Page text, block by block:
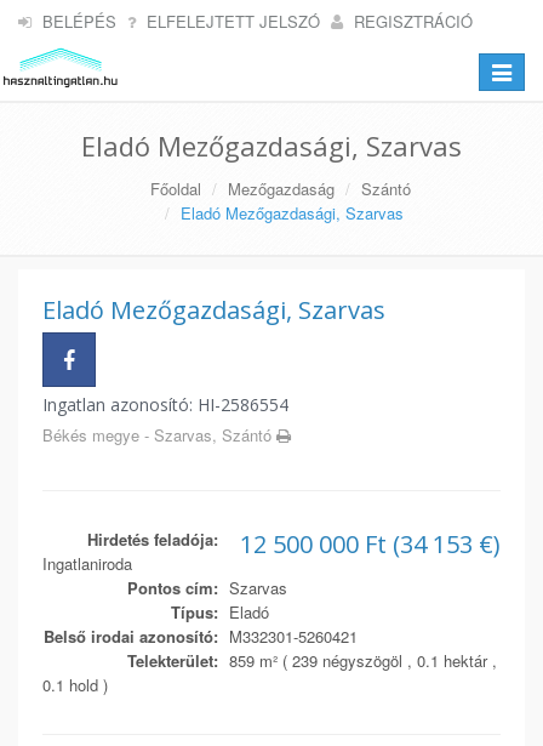
BELÉPÉS ELFELEJTETT JELSZÓ REGISZTRÁCIÓ
Toggle
Eladó Mezőgazdasági, Szarvas
Főoldal Mezőgazdaság
Szántó
Eladó Mezőgazdasági, Szarvas
Eladó Mezőgazdasági, Szarvas
Ingatlan azonosító: HI-2586554
Békés megye - Szarvas, Szántó
12 500 000 Ft (34 153 €)
Hirdetés feladója:
Ingatlaniroda
Pontos cím: Szarvas
Típus: Eladó
Belső irodai azonosító: M332301-5260421
Telekterület: 859 m² ( 239 négyszögöl , 0.1 hektár ,
0.1 hold )